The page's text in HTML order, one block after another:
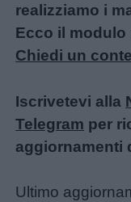
realizziamo i
Ecco il modulo
Chiedi un
Iscrivetevi alla
Telegram per
aggiornamenti
Ultimo